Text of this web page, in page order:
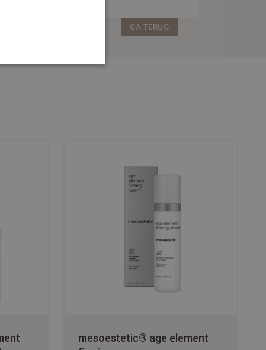
GA TERUG
mesoestetic® age element